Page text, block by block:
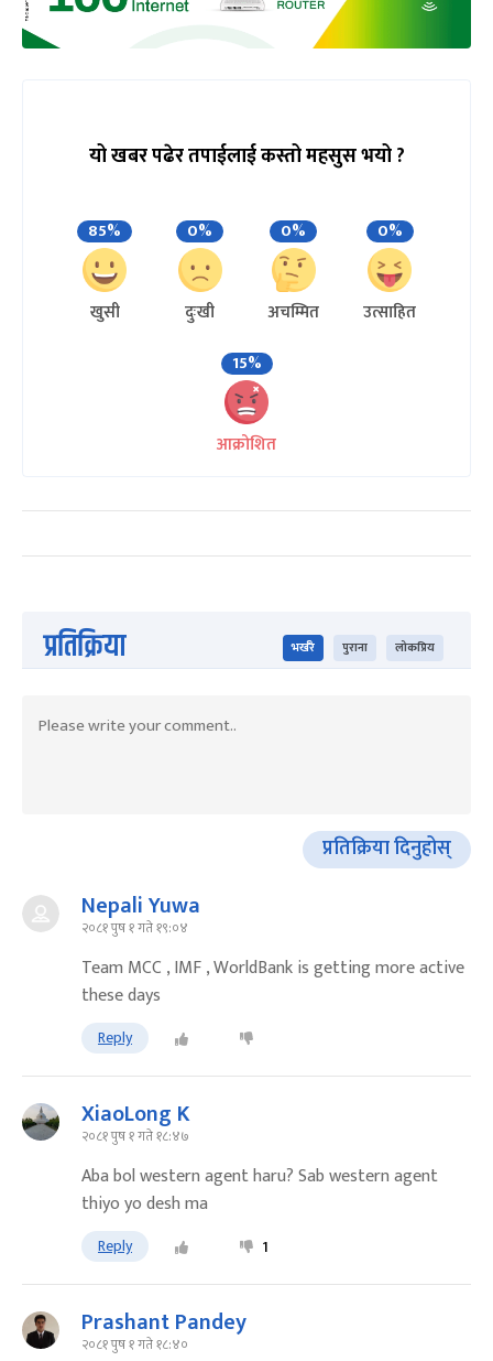
यो खबर पढेर तपाईलाई कस्तो महसुस भयो ?
85%
खुसी
0%
दुःखी
0%
अचम्मित
0%
उत्साहित
15%
आक्रोशित
प्रतिक्रिया भर्खरै पुराना लोकप्रिय
प्रतिक्रिया दिनुहोस्
Nepali Yuwa
२०८१ पुष १ गते १९:०४
Team MCC , IMF , WorldBank is getting more active
these days
Reply
XiaoLong K
२०८१ पुष १ गते १८:४७
Aba bol western agent haru? Sab western agent
thiyo yo desh ma
Reply 1
Prashant Pandey
२०८१ पुष १ गते १८:४०